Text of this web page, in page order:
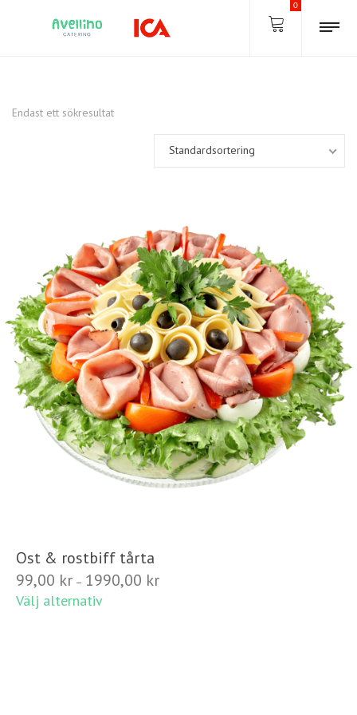
0
Endast ett sökresultat
Standardsortering
Ost & rostbiff tårta
99,00 kr – 1990,00 krPrisintervall:
Välj alternativ